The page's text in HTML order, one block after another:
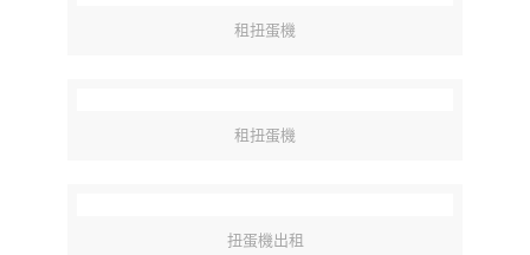
租扭蛋機
租扭蛋機
扭蛋機出租